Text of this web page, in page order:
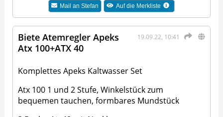
Mail an Stefan Auf die Merkliste
19.09.22, 10:41
Biete Atemregler Apeks
Atx 100+ATX 40
Komplettes Apeks Kaltwasser Set
Atx 100 1 und 2 Stufe, Winkelstück zum
bequemen tauchen, formbares Mundstück